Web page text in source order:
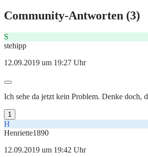
Community-Antworten (3)
S
stehipp
12.09.2019 um 19:27 Uhr
Ich sehe da jetzt kein Problem. Denke doch,
1
H
Henriette1890
12.09.2019 um 19:42 Uhr